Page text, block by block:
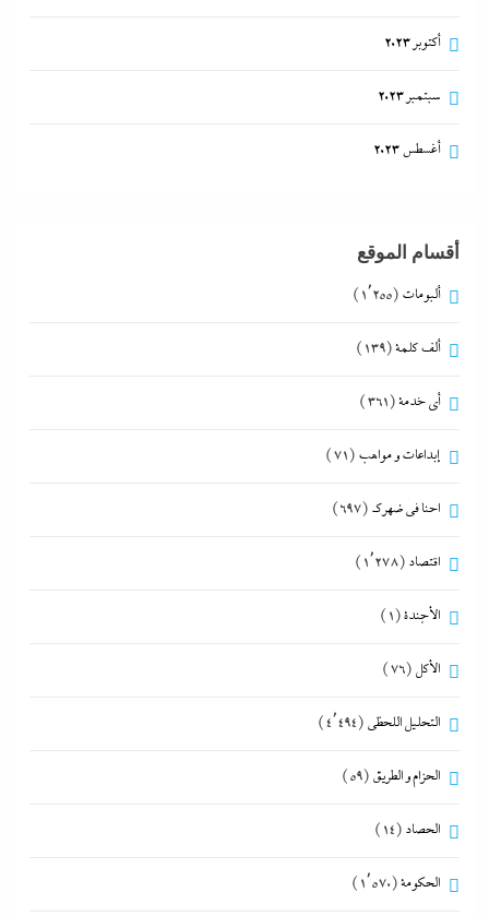
أكتوبر 2023
سبتمبر 2023
أغسطس 2023
أقسام الموقع
ألبومات (1٬255)
ألف كلمة(139)
أي خدمة(361)
إبداعات و مواهب (71)
احنا في ضهرك (697)
اقتصاد (1٬278)
الأجندة(1)
الأكل (76)
التحليل اللحظي (4٬494)
الحزام و الطريق (59)
الحصاد (14)
الحكومة(1٬570)